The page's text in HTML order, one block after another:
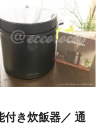
付き炊飯器／ 通